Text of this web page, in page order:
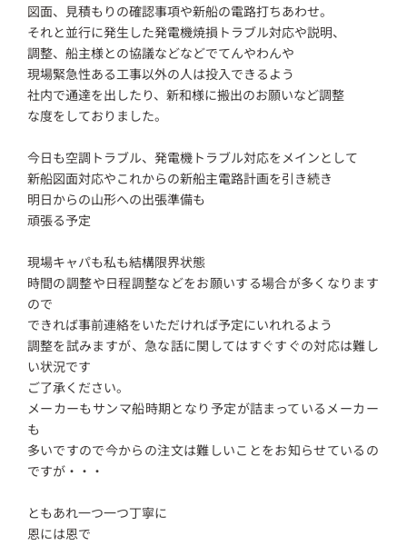
図面、見積もりの確認事項や新船の電路打ちあわせ。
それと並行に発生した発電機焼損トラブル対応や説明、
調整、船主様との協議などなどでてんやわんや
現場緊急性ある工事以外の人は投入できるよう
社内で通達を出したり、新和様に搬出のお願いなど調整
な度をしておりました。
今日も空調トラブル、発電機トラブル対応をメインとして
新船図面対応やこれからの新船主電路計画を引き続き
明日からの山形への出張準備も
頑張る予定
現場キャパも私も結構限界状態
時間の調整や日程調整などをお願いする場合が多くなります
ので
できれば事前連絡をいただければ予定にいれれるよう
調整を試みますが、急な話に関してはすぐすぐの対応は難し
い状況です
ご了承ください。
メーカーもサンマ船時期となり予定が詰まっているメーカー
も
多いですので今からの注文は難しいことをお知らせているの
ですが・・・
ともあれ一つ一つ丁寧に
恩には恩で